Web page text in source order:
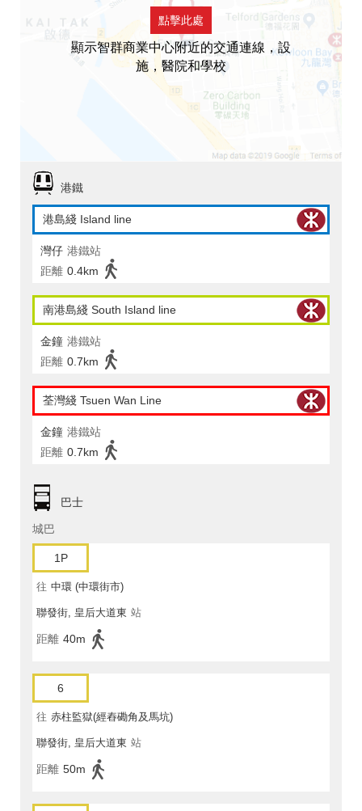
點擊此處
顯示智群商業中心附近的交通連線，設
施，醫院和學校
港鐵
港島綫 Island line
灣仔 港鐵站
距離 0.4km
南港島綫 South Island line
金鐘 港鐵站
距離 0.7km
荃灣綫 Tsuen Wan Line
金鐘 港鐵站
距離 0.7km
巴士
城巴
1P
往 中環 (中環街市)
聯發街, 皇后大道東 站
距離 40m
6
往 赤柱監獄(經舂磡角及馬坑)
聯發街, 皇后大道東 站
距離 50m